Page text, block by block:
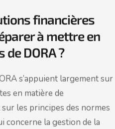
financières
à mettre en
DORA ?
s’appuient largement sur
en matière de
les principes des normes
concerne la gestion de la